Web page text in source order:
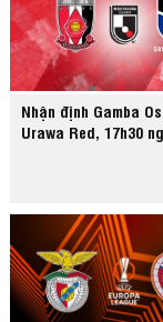
Nhận định Gamba
Urawa Red, 17h30